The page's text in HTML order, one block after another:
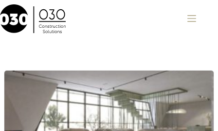
Zum
Inhalt
springen